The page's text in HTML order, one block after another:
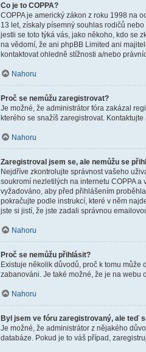
Co je to COPPA?
COPPA je americký zákon z roku 1998 na
13 let, získaly písemný souhlas rodičů
jestli se toto týká vás, jako někoho, kdo se
na vědomí, že ani phpBB Limited ani
kontaktovat ohledně stížnosti a/nebo
Nahoru
Proč se nemůžu zaregistrovat?
Je možné, že administrátor fóra zakázal
kterého se snažíš zaregistrovat.
Nahoru
Zaregistroval jsem se, ale nemůžu se
Nejdříve zkontrolujte správnost vašeho
soukromí nezletilých na internetu COPPA
vyžadováno, aby před přihlášením
pokračujte podle instrukcí, které v něm
jste si jistí, že jste zadali správnou
Nahoru
Proč se nemůžu přihlásit?
Existuje několik důvodů, proč k tomu může
zabanováni. Je také možné, že je na webu
Nahoru
Byl jsem ve fóru zaregistrovaný, ale teď
Je možné, že administrátor z nějakého
databáze. Pokud je to váš případ,